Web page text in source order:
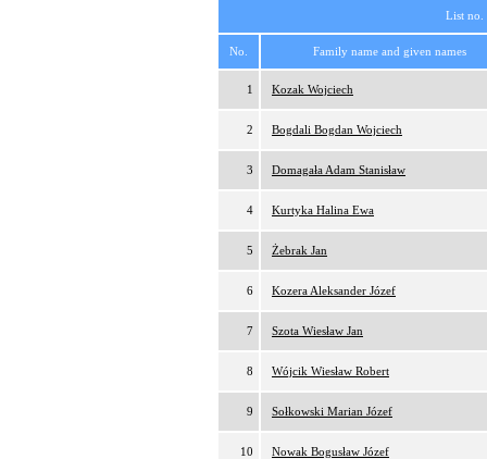
List
No. Family name and given names
1 Kozak Wojciech
2 Bogdali Bogdan Wojciech
3 Domagała Adam Stanisław
4 Kurtyka Halina Ewa
5 Żebrak Jan
6 Kozera Aleksander Józef
7 Szota Wiesław Jan
8 Wójcik Wiesław Robert
9 Sołkowski Marian Józef
10 Nowak Bogusław Józef